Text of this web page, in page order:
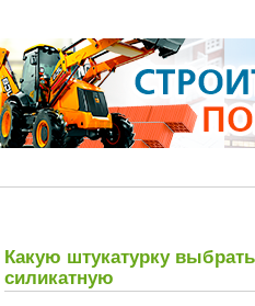
Какую штукатурку
силикатную